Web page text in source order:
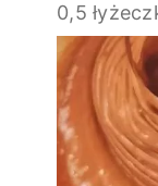
0,5